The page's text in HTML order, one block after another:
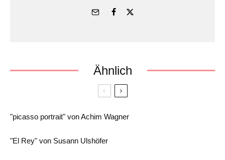
Ähnlich
"picasso portrait" von Achim Wagner
"El Rey" von Susann Ulshöfer